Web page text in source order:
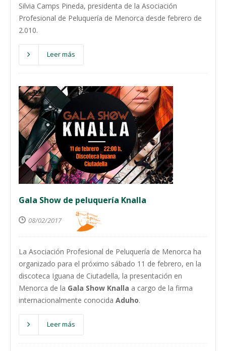
Silvia Camps Pineda, presidenta de la Asociación
Profesional de Peluquería de Menorca desde febrero de
2.010.
Leer más
Gala Show de peluquería Knalla
08/02/2017
La Asociación Profesional de Peluquería de Menorca ha
organizado para el próximo sábado 11 de febrero, en la
discoteca Iguana de Ciutadella, la presentación en
Menorca de la Gala Show Knalla a cargo de la firma
internacionalmente conocida Aduho.
Leer más